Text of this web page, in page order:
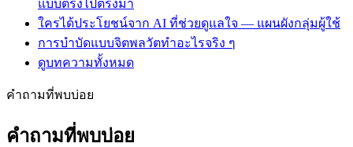
แบบตรงไปตรงมา
ใครได้ประโยชน์จาก AI ที่ช่วยดูแลใจ — แผนผังกลุ่มผู้ใช้
การบำบัดแบบจิตพลวัตทำอะไรจริง ๆ
ดูบทความทั้งหมด
คำถามที่พบบ่อย
คำถามที่พบบ่อย